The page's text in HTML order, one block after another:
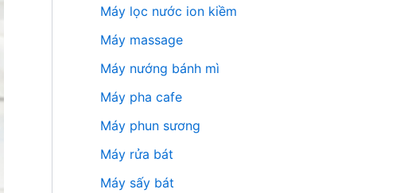
Máy lọc nước ion kiềm
Máy massage
Máy nướng bánh mì
Máy pha cafe
Máy phun sương
Máy rửa bát
Máy sấy bát